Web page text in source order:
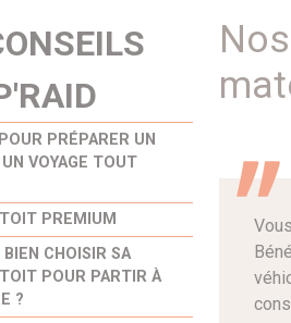
PRÉPARER UN
VOYAGE TOUT
PREMIUM
CHOISIR SA
POUR PARTIR À
?